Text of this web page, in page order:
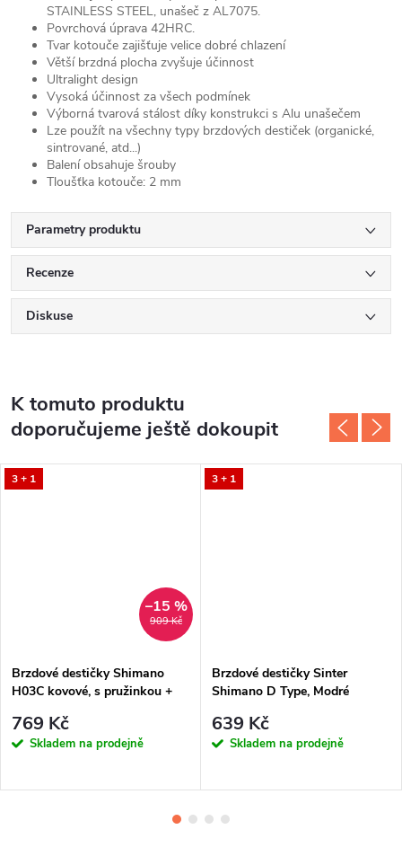
STAINLESS STEEL, unašeč z AL7075.
Povrchová úprava 42HRC.
Tvar kotouče zajišťuje velice dobré chlazení
Větší brzdná plocha zvyšuje účinnost
Ultralight design
Vysoká účinnost za všech podmínek
Výborná tvarová stálost díky konstrukci s Alu unašečem
Lze použít na všechny typy brzdových destiček (organické,
sintrované, atd...)
Balení obsahuje šrouby
Tloušťka kotouče: 2 mm
Parametry produktu
Recenze
Diskuse
K tomuto produktu
doporučujeme ještě dokoupit
3 + 1
909 Kč
–15 %
Brzdové destičky Shimano
H03C kovové, s pružinkou +
769 Kč
Skladem na prodejně
3 + 1
Brzdové destičky Sinter
Shimano D Type, Modré
639 Kč
Skladem na prodejně